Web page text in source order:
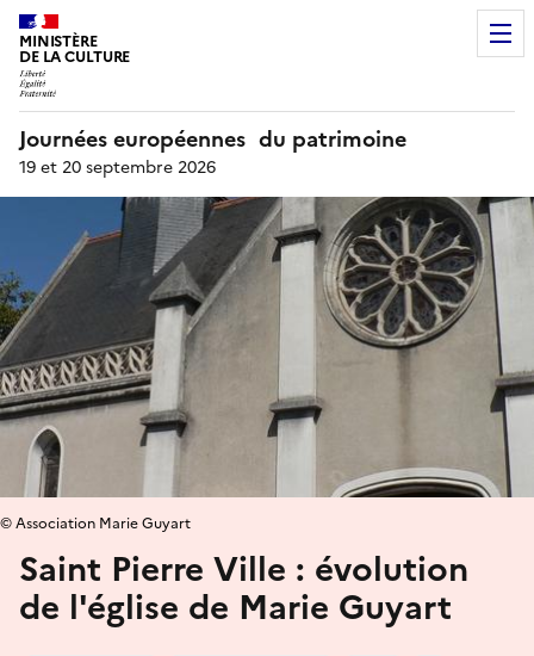
MINISTÈRE
DE LA CULTURE
Journées européennes du patrimoine
19 et 20 septembre 2026
Saint Pierre Ville : évolution
de l'église de Marie Guyart
© Association Marie Guyart